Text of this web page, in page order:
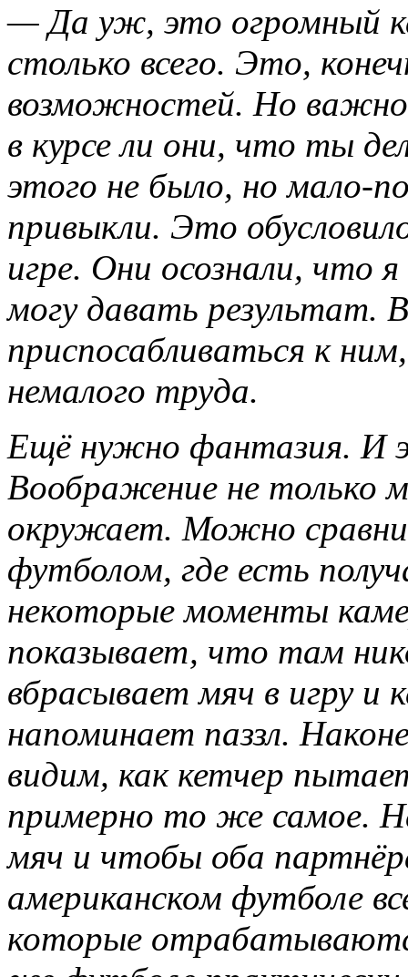
— Да уж, это огромный
столько всего. Это,
возможностей. Но важно
в курсе ли они, что ты
этого не было, но мало-
привыкли. Это
игре. Они осознали, что
могу давать результат.
приспосабливаться к
немалого труда.
Ещёнужно фантазия. И
Воображение не только
окружает. Можно
футболом, где есть
некоторые моменты
показывает, что там
вбрасывает мяч в игру
напоминает паззл.
видим, как кетчер
примерно то же самое.
мяч и чтобы оба
американском футболе
которые